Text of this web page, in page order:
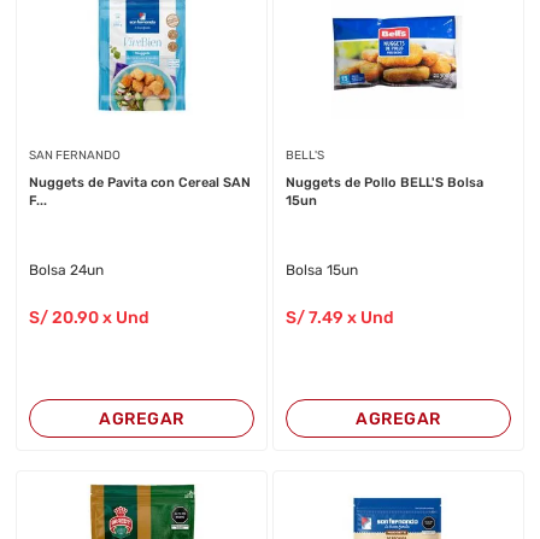
SAN FERNANDO
Nuggets de Pavita con Cereal SAN
F...
Bolsa 24un
S/20.90 x Und
AGREGAR
BELL'S
Nuggets de Pollo BELL'S Bolsa
15un
Bolsa 15un
S/7.49 x Und
AGREGAR